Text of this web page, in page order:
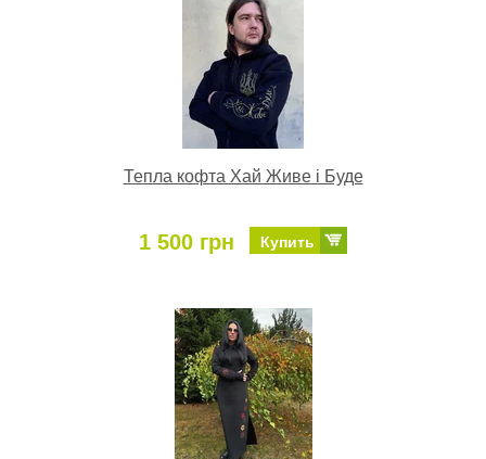
Тепла кофта Хай Живе і Буде
1 500 грн Купить